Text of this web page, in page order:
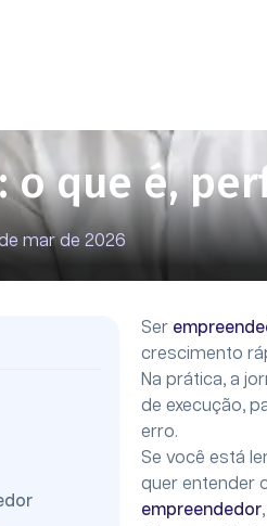
o que é,
mar de 2026
Ser
crescimento
Na prática, a
de execução,
erro.
Se você está
quer entender
empreendedor